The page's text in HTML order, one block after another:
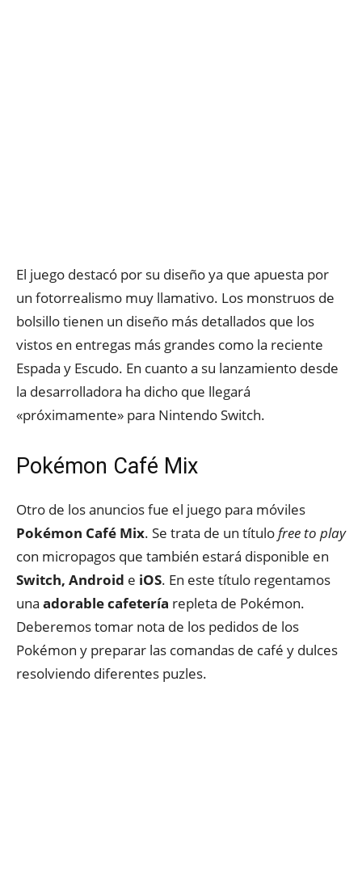
El juego destacó por su diseño ya que apuesta por
un fotorrealismo muy llamativo. Los monstruos de
bolsillo tienen un diseño más detallados que los
vistos en entregas más grandes como la reciente
Espada y Escudo. En cuanto a su lanzamiento desde
la desarrolladora ha dicho que llegará
«próximamente» para Nintendo Switch.
Pokémon Café Mix
Otro de los anuncios fue el juego para móviles
Pokémon Café Mix. Se trata de un títulofree to play
con micropagos que también estará disponible en
Switch, Android e iOS. En este título regentamos
una adorable cafetería repleta de Pokémon.
Deberemos tomar nota de los pedidos de los
Pokémon y preparar las comandas de café y dulces
resolviendo diferentes puzles.